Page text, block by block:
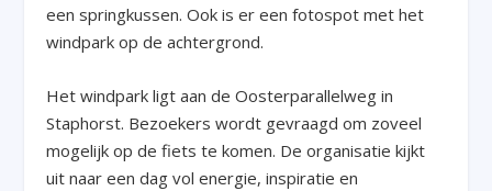
een springkussen. Ook is er een fotospot met het
windpark op de achtergrond.
Het windpark ligt aan de Oosterparallelweg in
Staphorst. Bezoekers wordt gevraagd om zoveel
mogelijk op de fiets te komen. De organisatie kijkt
uit naar een dag vol energie, inspiratie en